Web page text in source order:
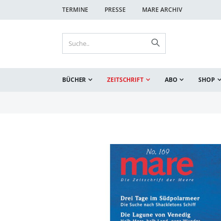
TERMINE PRESSE MARE ARCHIV
BÜCHER ZEITSCHRIFT ABO SHOP